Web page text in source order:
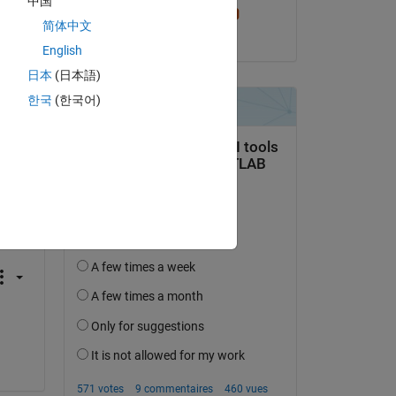
le 13 Mai 2024
简体中文
English
日本 (日本語)
한국 (한국어)